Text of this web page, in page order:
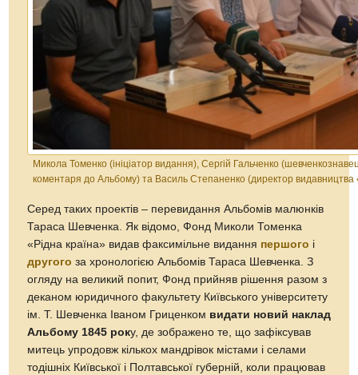
Микола Томенко (ініціатор видання), Сергій Гальченко
коментаря до Альбому) та Василь Степаненко (директор видавництва
Серед таких проектів – перевидання Альбомів малюнків
Тараса Шевченка. Як відомо, Фонд Миколи Томенка
«Рідна країна» видав факсимільне видання першого і
другого за хронологією Альбомів Тараса Шевченка. З
огляду на великий попит, Фонд прийняв рішення разом з
деканом юридичного факультету Київського університету
ім. Т. Шевченка Іваном Гриценком видати новий наклад
Альбому 1845 року, де зображено те, що зафіксував
митець упродовж кількох мандрівок містами і селами
тодішніх Київської і Полтавської губерній, коли працював